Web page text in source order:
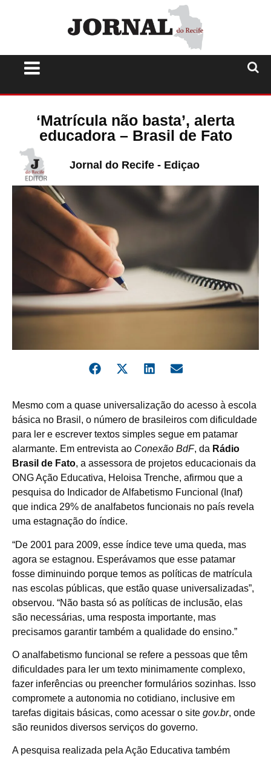
‘Matrícula não basta’, alerta
educadora – Brasil de Fato
Jornal do Recife - Ediçao
Mesmo com a quase universalização do acesso à escola
básica no Brasil, o número de brasileiros com dificuldade
para ler e escrever textos simples segue em patamar
alarmante. Em entrevista ao Conexão BdF, da Rádio
Brasil de Fato, a assessora de projetos educacionais da
ONG Ação Educativa, Heloisa Trenche, afirmou que a
pesquisa do Indicador de Alfabetismo Funcional (Inaf)
que indica 29% de analfabetos funcionais no país revela
uma estagnação do índice.
“De 2001 para 2009, esse índice teve uma queda, mas
agora se estagnou. Esperávamos que esse patamar
fosse diminuindo porque temos as políticas de matrícula
nas escolas públicas, que estão quase universalizadas”,
observou. “Não basta só as políticas de inclusão, elas
são necessárias, uma resposta importante, mas
precisamos garantir também a qualidade do ensino.”
O analfabetismo funcional se refere a pessoas que têm
dificuldades para ler um texto minimamente complexo,
fazer inferências ou preencher formulários sozinhas. Isso
compromete a autonomia no cotidiano, inclusive em
tarefas digitais básicas, como acessar o site gov.br, onde
são reunidos diversos serviços do governo.
A pesquisa realizada pela Ação Educativa também